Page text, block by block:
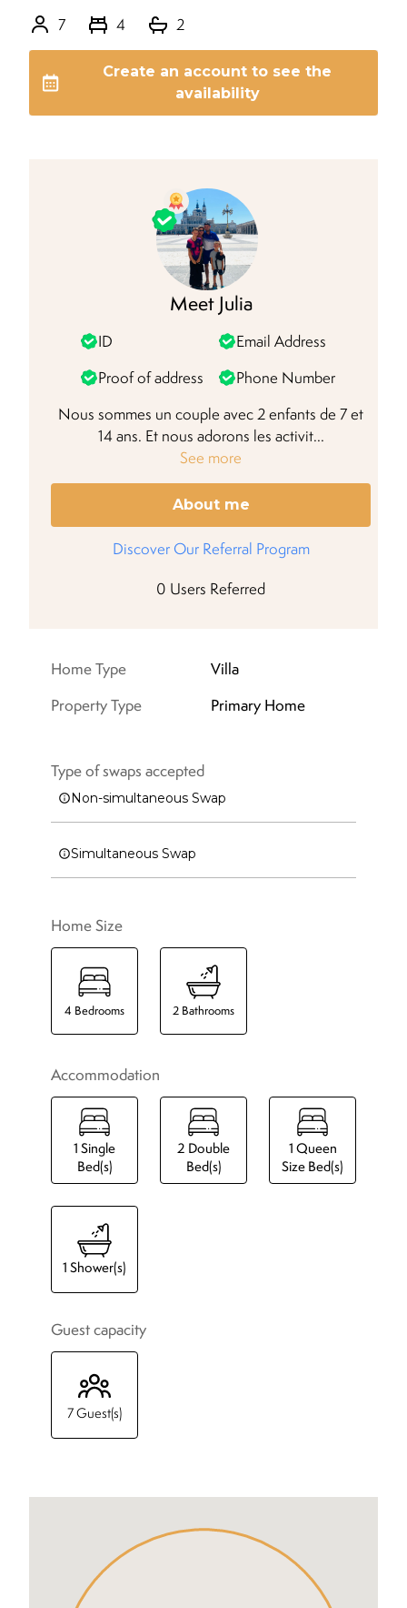
7
4 2
Create an account to see the
availability
Meet Julia
ID
Email Address
Proof of address
Phone Number
Nous sommes un couple avec 2 enfants de 7 et
14 ans. Et nous adorons les activit...
See more
About me
Discover Our Referral Program
0 Users Referred
Home Type
Villa
Property Type
Primary Home
Type of swaps accepted
Non-simultaneous Swap
Simultaneous Swap
Home Size
4 Bedrooms 2 Bathrooms
Accommodation
1 Single
Bed(s)
2 Double
Bed(s)
1 Queen
Size Bed(s)
1 Shower(s)
Guest capacity
7Guest(s)